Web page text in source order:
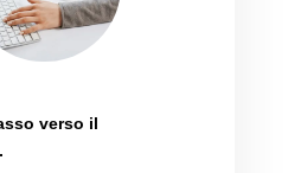
verso il